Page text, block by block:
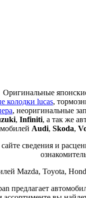
японские
колодки lucas,
, неоригинальные
, Infiniti, а так же
Audi, Skoda,
сведения и
Mazda, Toyota,
предлагает